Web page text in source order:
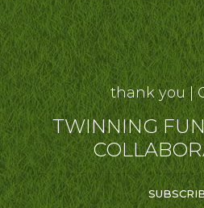
thank you |
TWINNING